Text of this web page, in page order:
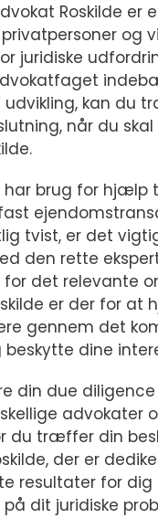
Roskilde er
og
juridiske
udvikling, kan du
når du
har brug for hjælp
tvist, er det
den rette
det relevante
er der for at
gennem det
dine
din due
advokater
du træffer din
der er
resultater for dig
dit juridiske